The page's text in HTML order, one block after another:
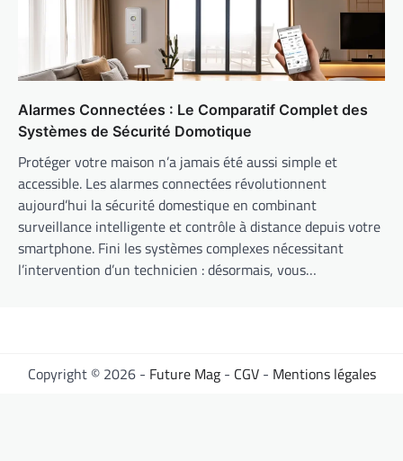
Alarmes Connectées : Le Comparatif Complet des
Systèmes de Sécurité Domotique
Protéger votre maison n’a jamais été aussi simple et
accessible. Les alarmes connectées révolutionnent
aujourd’hui la sécurité domestique en combinant
surveillance intelligente et contrôle à distance depuis votre
smartphone. Fini les systèmes complexes nécessitant
l’intervention d’un technicien : désormais, vous…
Copyright © 2026 - Future Mag- CGV- Mentions légales